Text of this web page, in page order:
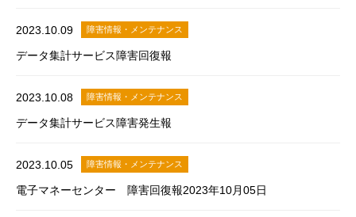
2023.10.09 障害情報・メンテナンス
データ集計サービス障害回復報
2023.10.08 障害情報・メンテナンス
データ集計サービス障害発生報
2023.10.05 障害情報・メンテナンス
電子マネーセンター 障害回復報2023年10月05日